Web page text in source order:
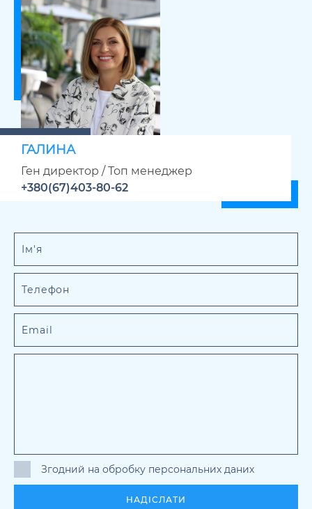
ГАЛИНА
Ген директор / Топ менеджер
+380(67)403-80-62
Згодний на обробку персональних даних
НАДІСЛАТИ